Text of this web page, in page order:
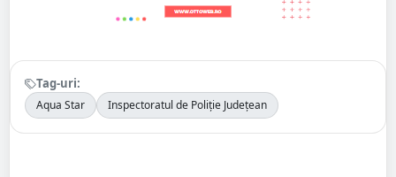
Tag-uri:
Aqua Star Inspectoratul de Poliție Județean